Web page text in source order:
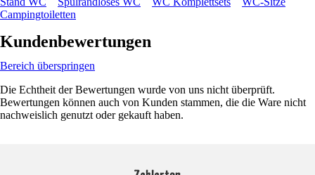
Campingtoiletten
Kundenbewertungen
Bereich überspringen
Die Echtheit der Bewertungen wurde von uns nicht überprüft.
Bewertungen können auch von Kunden stammen, die die Ware nicht
nachweislich genutzt oder gekauft haben.